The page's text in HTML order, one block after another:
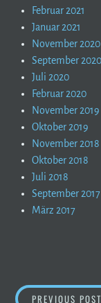
Februar 2021
Januar 2021
November 2020
September 2020
Juli 2020
Februar 2020
November 2019
Oktober 2019
November 2018
Oktober 2018
Juli 2018
September 2017
März 2017
PREVIOUS POST